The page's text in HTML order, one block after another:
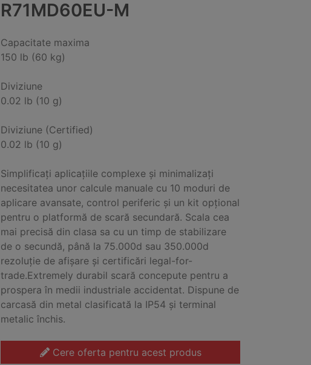
R71MD60EU-M
Capacitate maxima
150 lb (60 kg)
Diviziune
0.02 lb (10 g)
Diviziune (Certified)
0.02 lb (10 g)
Simplificați aplicațiile complexe și minimalizați
necesitatea unor calcule manuale cu 10 moduri de
aplicare avansate, control periferic și un kit opțional
pentru o platformă de scară secundară. Scala cea
mai precisă din clasa sa cu un timp de stabilizare
de o secundă, până la 75.000d sau 350.000d
rezoluție de afișare și certificări legal-for-
trade.Extremely durabil scară concepute pentru a
prospera în medii industriale accidentat. Dispune de
carcasă din metal clasificată la IP54 și terminal
metalic închis.
Cere oferta pentru acest produs